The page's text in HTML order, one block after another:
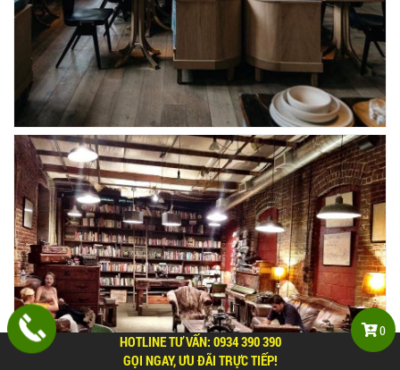
0
HOTLINE TƯ VẤN: 0934 390 390
GỌI NGAY, ƯU ĐÃI TRỰC TIẾP!